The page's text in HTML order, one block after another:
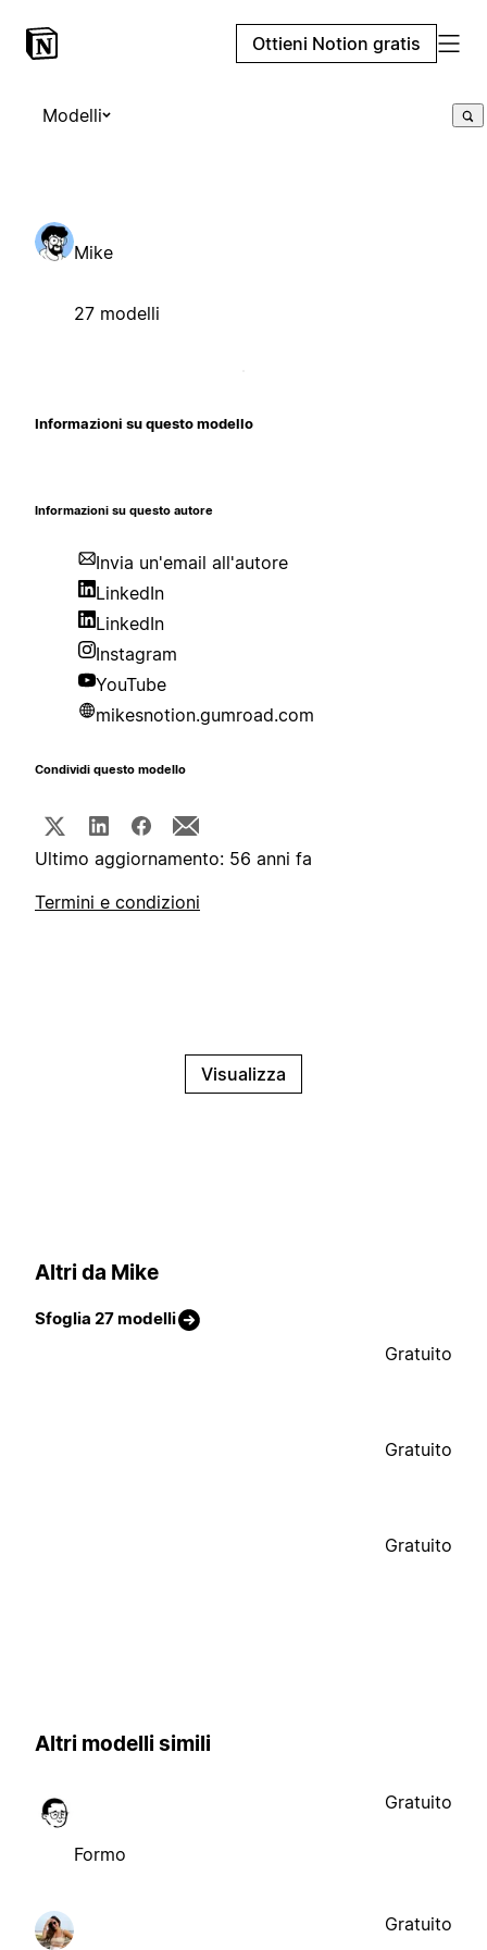
Ottieni Notion gratis
Modelli
Mike
27 modelli
Informazioni su questo modello
Informazioni su questo autore
Invia un'email all'autore
LinkedIn
LinkedIn
Instagram
YouTube
mikesnotion.gumroad.com
Condividi questo modello
Ultimo aggiornamento: 56 anni fa
Termini e condizioni
Visualizza
Altri da Mike
Sfoglia 27 modelli
Gratuito
Gratuito
Gratuito
Altri modelli simili
Formo
Gratuito
Gratuito